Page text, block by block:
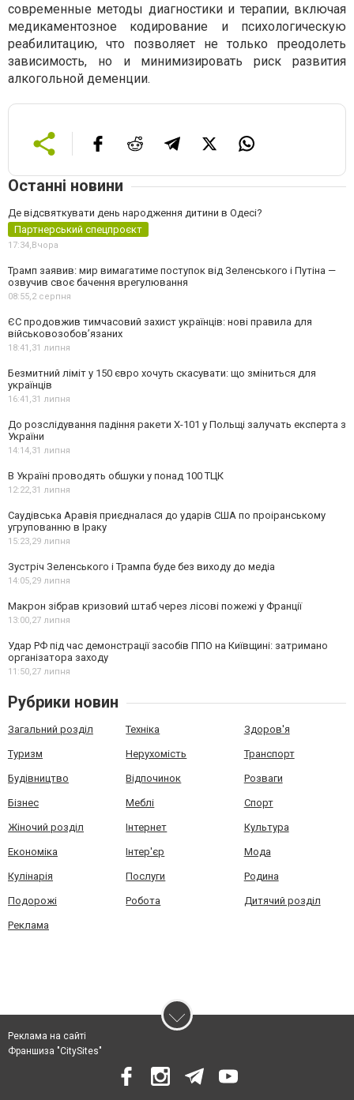
современные методы диагностики и терапии, включая
медикаментозное кодирование и психологическую
реабилитацию, что позволяет не только преодолеть
зависимость, но и минимизировать риск развития
алкогольной деменции.
Останні новини
Де відсвяткувати день народження дитини в Одесі?
Партнерський спецпроєкт
17:34,Вчора
Трамп заявив: мир вимагатиме поступок від Зеленського і Путіна —
озвучив своє бачення врегулювання
08:55,2 серпня
ЄС продовжив тимчасовий захист українців: нові правила для
військовозобов’язаних
18:41,31 липня
Безмитний ліміт у 150 євро хочуть скасувати: що зміниться для
українців
16:41,31 липня
До розслідування падіння ракети Х-101 у Польщі залучать експерта з
України
14:14,31 липня
В Україні проводять обшуки у понад 100 ТЦК
12:22,31 липня
Саудівська Аравія приєдналася до ударів США по проіранському
угрупованню в Іраку
15:23,29 липня
Зустріч Зеленського і Трампа буде без виходу до медіа
14:05,29 липня
Макрон зібрав кризовий штаб через лісові пожежі у Франції
13:00,27 липня
Удар РФ під час демонстрації засобів ППО на Київщині: затримано
організатора заходу
11:50,27 липня
Рубрики новин
Загальний розділ Техніка Здоров'я
Туризм Нерухомість Транспорт
Будівництво Відпочинок Розваги
Бізнес Меблі Спорт
Жіночий розділ Інтернет Культура
Економіка Інтер'єр Мода
Кулінарія Послуги Родина
Подорожі Робота Дитячий розділ
Реклама
Реклама на сайті
Франшиза "CitySites"